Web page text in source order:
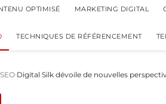
OPTIMISÉ MARKETING DIGITAL
TECHNIQUES DE RÉFÉRENCEMENT
Digital Silk dévoile de nouvelles